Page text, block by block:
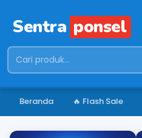
Sentra ponsel
Beranda 🔥 Flash Sale